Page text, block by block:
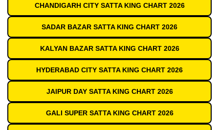
CHANDIGARH CITY SATTA KING CHART 2026
SADAR BAZAR SATTA KING CHART 2026
KALYAN BAZAR SATTA KING CHART 2026
HYDERABAD CITY SATTA KING CHART 2026
JAIPUR DAY SATTA KING CHART 2026
GALI SUPER SATTA KING CHART 2026